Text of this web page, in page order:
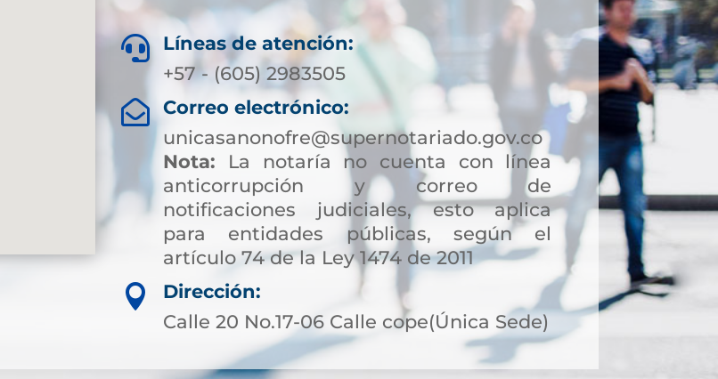

Líneas de atención:
+57 - (605) 2983505

Correo electrónico:
unicasanonofre@supernotariado.gov.co
Nota: La notaría no cuenta con línea
anticorrupción y correo de
notificaciones judiciales, esto aplica
para entidades públicas, según el
artículo 74 de la Ley 1474 de 2011

Dirección:
Calle 20 No.17-06 Calle cope(Única Sede)